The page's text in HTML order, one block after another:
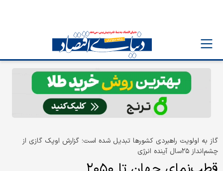
گاز به اولویت‌ راهبردی کشورها تبدیل شده است؛ گزارش اوپک گازی از
چشم‌انداز ۲۵سال آینده انرژی